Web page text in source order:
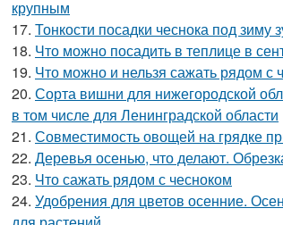
крупным
17. Тонкости посадки чеснока под зиму
18. Что можно посадить в теплице в
19. Что можно и нельзя сажать рядом с
20. Сорта вишни для нижегородской
в том числе для Ленинградской области
21. Совместимость овощей на грядке
22. Деревья осенью, что делают.
23. Что сажать рядом с чесноком
24. Удобрения для цветов осенние.